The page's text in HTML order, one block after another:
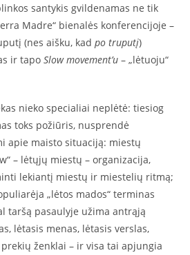
santykis gvildenamas ne tik
Madre“ bienalės konferencijoje –
(nes aišku, kadpo truputį)
ir tapoSlow movement’u – „lėtuoju“
nieko specialiai neplėtė: tiesiog
toks požiūris, nusprendė
apie maisto situaciją: miestų
– lėtųjų miestų – organizacija,
lekiantį miestų ir miestelių ritmą;
„lėtos mados“ terminas
taršą pasaulyje užima antrąją
lėtasis menas, lėtasis verslas,
ženklai – ir visa tai apjungia